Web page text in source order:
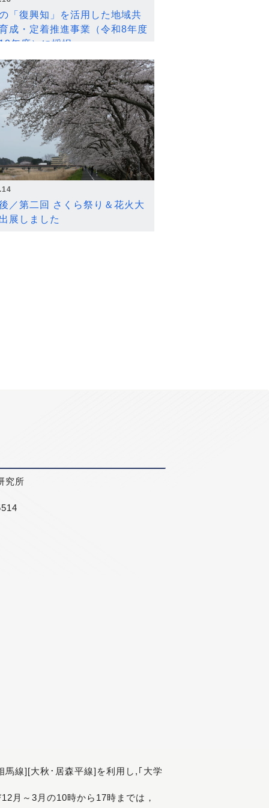
「復興知」を活用した地域共
成・定着推進事業（令和8年度
年度）に採択
／第二回 さくら祭り＆花火大
展しました
究所
線][大秋･居森平線]を利用し,｢大学
月～3月の10時から17時までは，